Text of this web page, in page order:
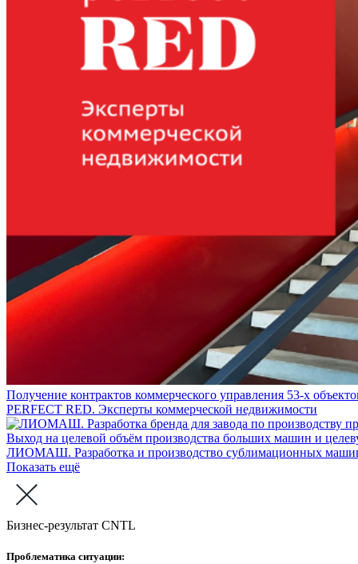
Получение контрактов коммерческого управления 53-х
PERFECT RED. Эксперты коммерческой недвижимости
Выход на целевой объём производства больших машин и
ЛИОМАШ. Разработка и производство сублимационных
Показать ещё
Бизнес-результат CNTL
Проблематика ситуации: